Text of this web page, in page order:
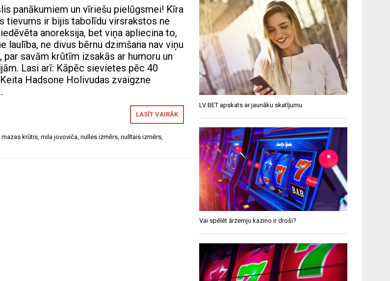
panākumiem un vīriešu pielūgsmei! Kīra
tievums ir bijis tabolīdu virsrakstos ne
anoreksija, bet viņa apliecina to,
laulība, ne divus bērnu dzimšana nav viņu
savām krūtīm izsakās ar humoru un
Lasi arī: Kāpēc sievietes pēc 40
Hadsone Holivudas zvaigzne
LASĪT VAIRĀK
mazas krūtis, mila jovoviča, nulles izmērs, nulltais izmērs,
LV BET apskats ar jaunāku skatījumu
Vai spēlēt ārzemju kazino ir droši?